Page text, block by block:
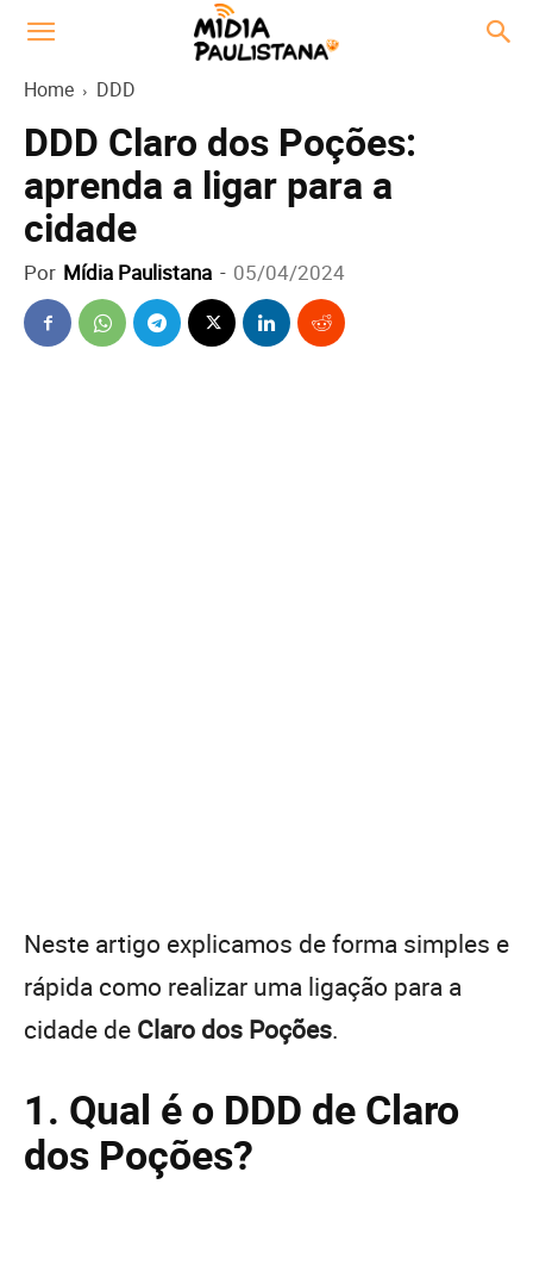
Home DDD
DDD Claro dos Poções:
aprenda a ligar para a
cidade
Por Mídia Paulistana - 05/04/2024
Neste artigo explicamos de forma simples e
rápida como realizar uma ligação para a
cidade de Claro dos Poções.
1. Qual é o DDD de Claro
dos Poções?